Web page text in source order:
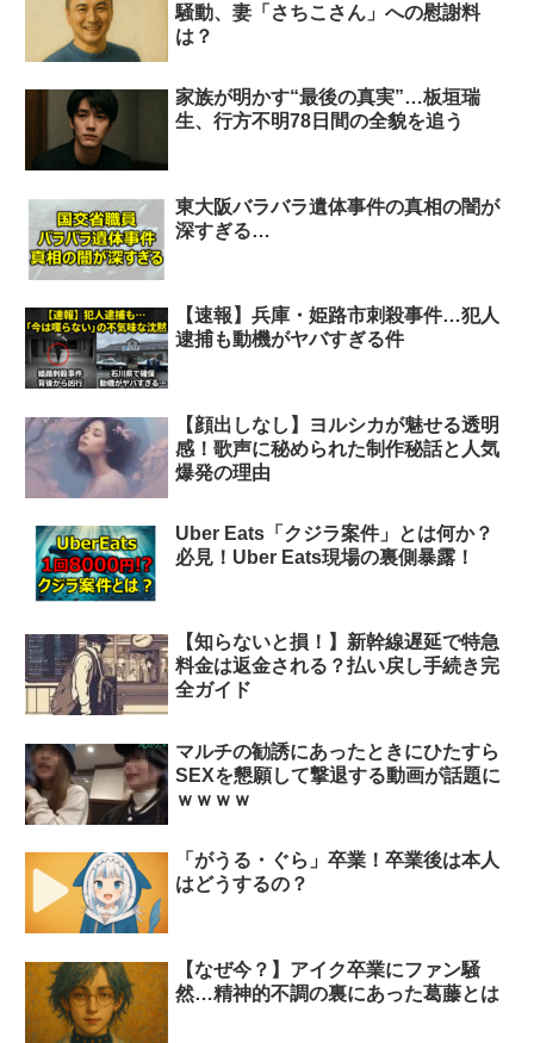
騒動、妻「さちこさん」への慰謝料
は？
家族が明かす“最後の真実”…板垣瑞
生、行方不明78日間の全貌を追う
東大阪バラバラ遺体事件の真相の闇が
深すぎる…
【速報】兵庫・姫路市刺殺事件…犯人
逮捕も動機がヤバすぎる件
【顔出しなし】ヨルシカが魅せる透明
感！歌声に秘められた制作秘話と人気
爆発の理由
Uber Eats「クジラ案件」とは何か？
必見！Uber Eats現場の裏側暴露！
【知らないと損！】新幹線遅延で特急
料金は返金される？払い戻し手続き完
全ガイド
マルチの勧誘にあったときにひたすら
SEXを懇願して撃退する動画が話題に
ｗｗｗｗ
「がうる・ぐら」卒業！卒業後は本人
はどうするの？
【なぜ今？】アイク卒業にファン騒
然…精神的不調の裏にあった葛藤とは